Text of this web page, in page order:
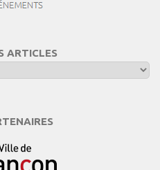
ARTICLES